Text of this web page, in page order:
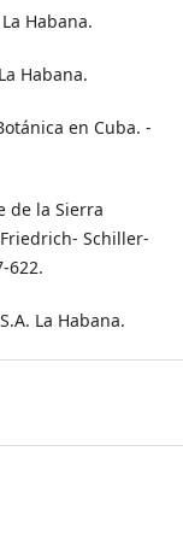
Habana.
Habana.
en Cuba. -
de la Sierra
Schiller-
622.
La Habana.